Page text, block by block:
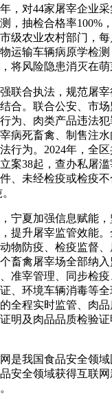
，对44家屠宰企业
，抽检合格率100%
级农业农村部门，
运输车辆病原学检
将风险隐患消灭在萌
合执法，规范屠宰
合。联合公安、市
为、肉类产品违法
病死畜禽、制售注水
行为。2024年，全
案38起，查办私屠
、未经检疫或检疫不
夏加强信息赋能，
提升屠宰监管效能
物防疫、检疫监督
畜禽屠宰场全部纳
准宰管理、同步检
、环境车辆消毒等
全程实时监管、肉
明及肉品品质检验证
我国食品安全领域
安全领域获得互联